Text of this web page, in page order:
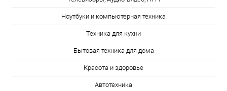
Ноутбуки и компьютерная техника
Техника для кухни
Бытовая техника для дома
Красота и здоровье
Автотехника